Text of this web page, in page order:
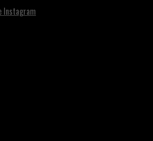
Instagram